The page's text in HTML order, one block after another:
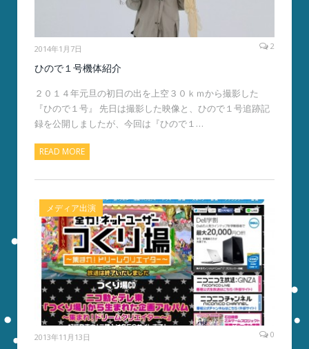
2014年1月7日 2
ひので１号機体紹介
２０１４年元旦の初日の出を上空３０ｋｍから撮影した
『ひので１号』 先日は撮影した映像と、ひので１号追跡記
録を公開しましたが、今回は『ひので１…
READ MORE
メディア出演
2013年11月13日 0